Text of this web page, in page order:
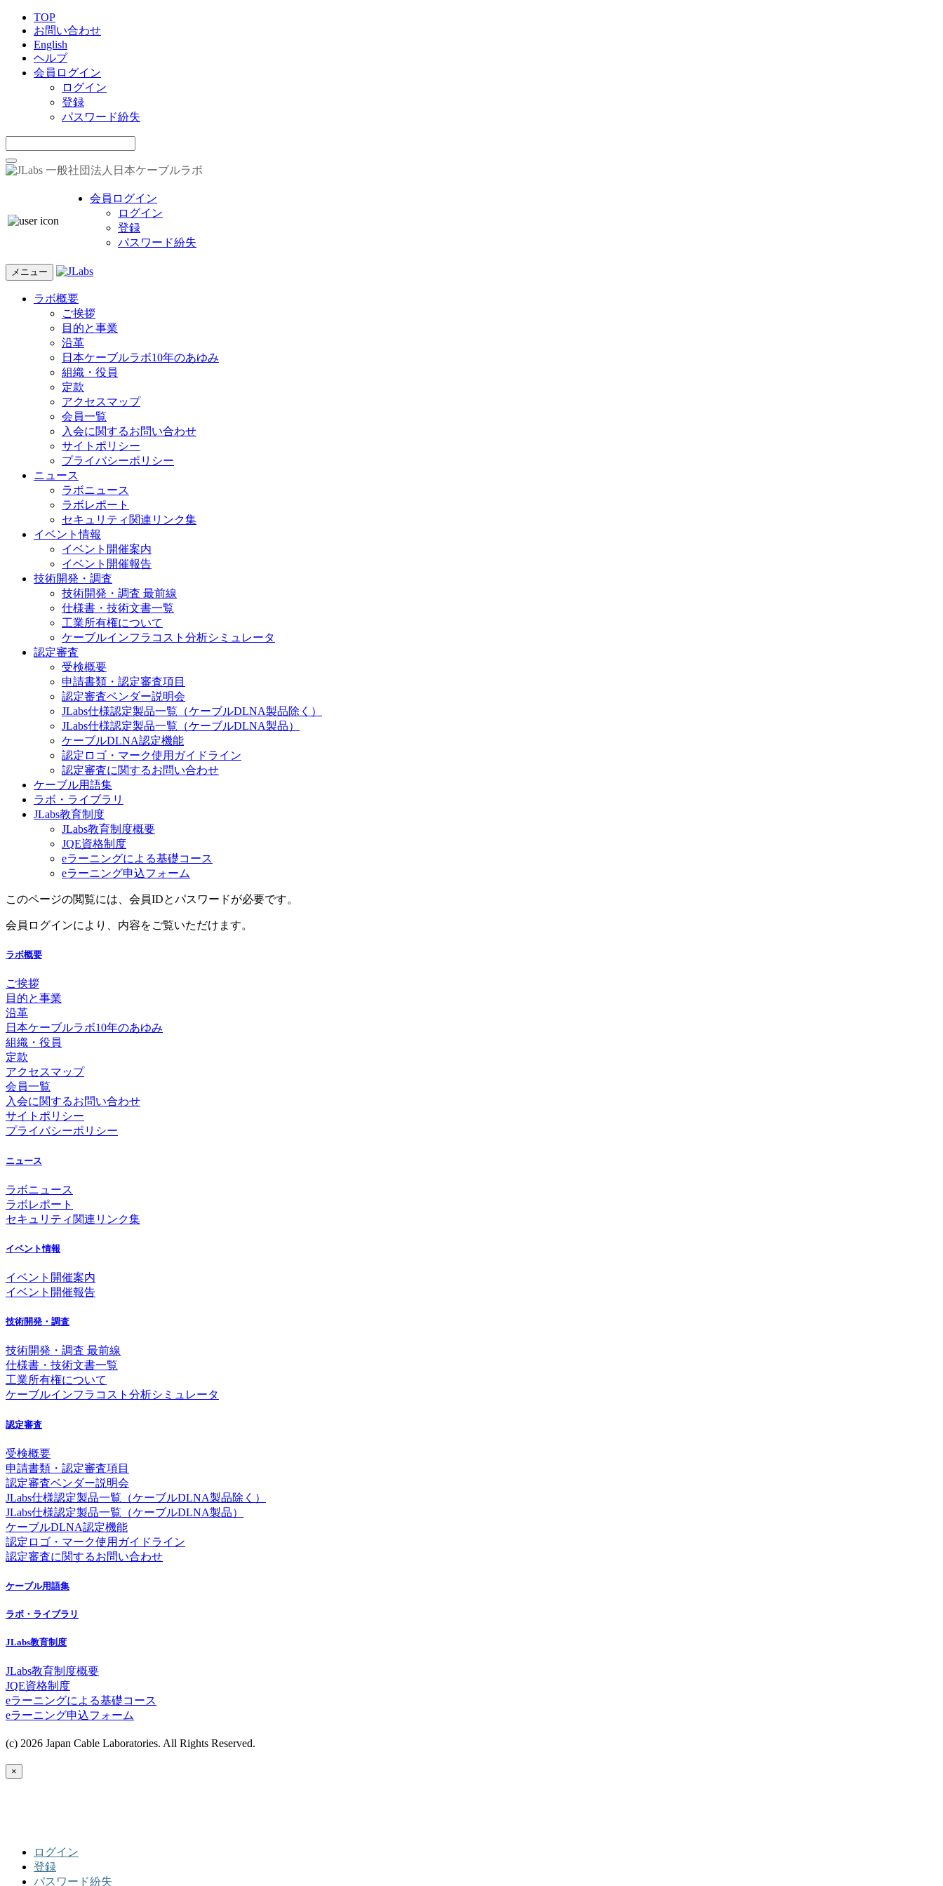
TOP
お問い合わせ
English
ヘルプ
会員ログイン
ログイン
登録
パスワード紛失
一般社団法人日本ケーブルラボ
会員ログイン
ログイン
登録
パスワード紛失
メニュー
ラボ概要
ご挨拶
目的と事業
沿革
日本ケーブルラボ10年のあゆみ
組織・役員
定款
アクセスマップ
会員一覧
入会に関するお問い合わせ
サイトポリシー
プライバシーポリシー
ニュース
ラボニュース
ラボレポート
セキュリティ関連リンク集
イベント情報
イベント開催案内
イベント開催報告
技術開発・調査
技術開発・調査 最前線
仕様書・技術文書一覧
工業所有権について
ケーブルインフラコスト分析シミュレータ
認定審査
受検概要
申請書類・認定審査項目
認定審査ベンダー説明会
JLabs仕様認定製品一覧（ケーブルDLNA製品除く）
JLabs仕様認定製品一覧（ケーブルDLNA製品）
ケーブルDLNA認定機能
認定ロゴ・マーク使用ガイドライン
認定審査に関するお問い合わせ
ケーブル用語集
ラボ・ライブラリ
JLabs教育制度
JLabs教育制度概要
JQE資格制度
eラーニングによる基礎コース
eラーニング申込フォーム
このページの閲覧には、会員IDとパスワードが必要です。
会員ログインにより、内容をご覧いただけます。
ラボ概要
ご挨拶
目的と事業
沿革
日本ケーブルラボ10年のあゆみ
組織・役員
定款
アクセスマップ
会員一覧
入会に関するお問い合わせ
サイトポリシー
プライバシーポリシー
ニュース
ラボニュース
ラボレポート
セキュリティ関連リンク集
イベント情報
イベント開催案内
イベント開催報告
技術開発・調査
技術開発・調査 最前線
仕様書・技術文書一覧
工業所有権について
ケーブルインフラコスト分析シミュレータ
認定審査
受検概要
申請書類・認定審査項目
認定審査ベンダー説明会
JLabs仕様認定製品一覧（ケーブルDLNA製品除く）
JLabs仕様認定製品一覧（ケーブルDLNA製品）
ケーブルDLNA認定機能
認定ロゴ・マーク使用ガイドライン
認定審査に関するお問い合わせ
ケーブル用語集
ラボ・ライブラリ
JLabs教育制度
JLabs教育制度概要
JQE資格制度
eラーニングによる基礎コース
eラーニング申込フォーム
(c) 2026 Japan Cable Laboratories. All Rights Reserved.
×
ログイン
登録
パスワード紛失